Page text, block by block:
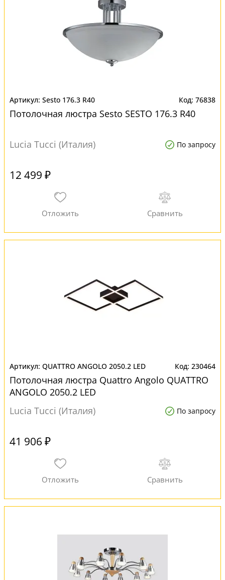
Sesto 176.3 R40 76838
Потолочная люстра Sesto SESTO 176.3 R40
Lucia Tucci (Италия) По запросу
12 499 ₽
QUATTRO ANGOLO 2050.2 LED 230464
Потолочная люстра Quattro Angolo QUATTRO
ANGOLO 2050.2 LED
Lucia Tucci (Италия)
По запросу
41 906 ₽